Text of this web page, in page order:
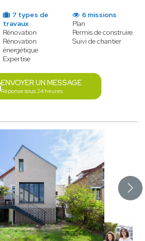
7 types de
travaux
Rénovation
Rénovation
énergétique
Expertise
6 missions
Plan
Permis de construire
Suivi de chantier
ENVOYER UN MESSAGE
Réponse sous 24 heures